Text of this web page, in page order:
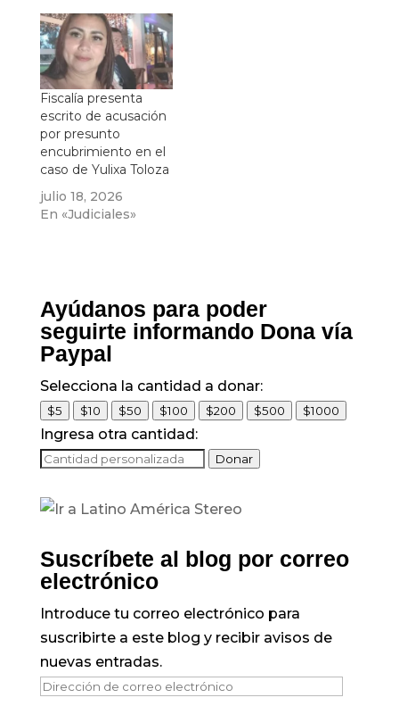
Fiscalía presenta
escrito de acusación
por presunto
encubrimiento en el
caso de Yulixa Toloza
julio 18, 2026
En «Judiciales»
Ayúdanos para poder
seguirte informando Dona vía
Paypal
Selecciona la cantidad a donar:
$5 $10 $50 $100 $200 $500 $1000
Ingresa otra cantidad:
Donar
Suscríbete al blog por correo
electrónico
Introduce tu correo electrónico para
suscribirte a este blog y recibir avisos de
nuevas entradas.
Dirección